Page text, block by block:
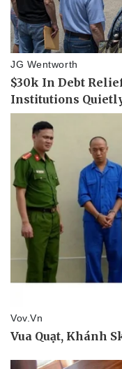
Văn hóa
Sân khấu - Điện ảnh
Văn học
Âm nhạc
Di sản